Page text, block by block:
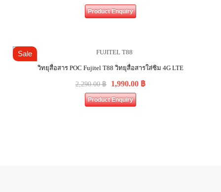
Product Enquiry
Sale
วิทยุสื่อสาร POC Fujitel T88 วิทยุสื่อสารใส่ซิม 4G LTE
2,290.00฿ 1,990.00 ฿
Product Enquiry